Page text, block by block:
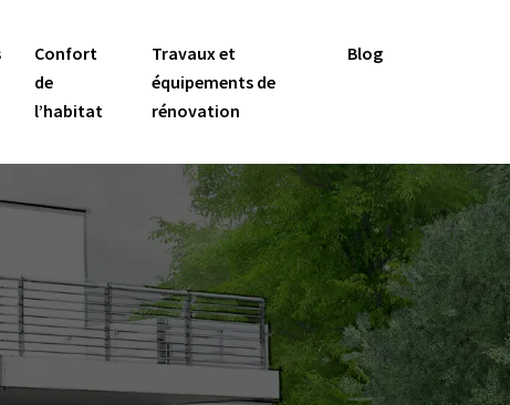
Confort
de
l’habitat
Travaux et
équipements de
rénovation
Blog